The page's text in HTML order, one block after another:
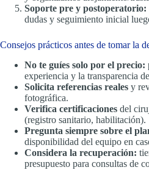
Soporte pre y postoperatorio:
dudas y seguimiento inicial
Consejos prácticos antes de tomar la
No te guíes solo por el precio:
experiencia y la transparencia
Solicita referencias reales y
fotográfica.
Verifica certificaciones del
(registro sanitario, habilitación).
Pregunta siempre sobre el
disponibilidad del equipo en
Considera la recuperación:
presupuesto para consultas de